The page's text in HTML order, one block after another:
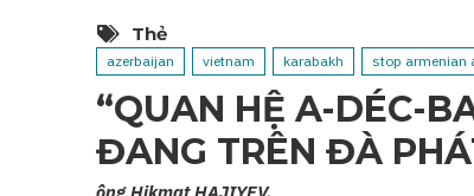
Thẻ
azerbaijan vietnam karabakh stop armenian
“QUAN HỆ A-DÉC-
ĐANG TRÊN ĐÀ